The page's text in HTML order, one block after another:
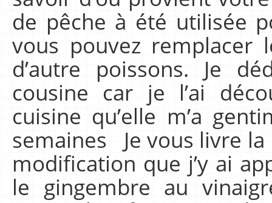
de pêche à été utilisée
vous pouvez
d’autre poissons. Je
cousine car je l’ai
cuisine qu’elle m’a
semaines Je vous livre
modification que j’y ai
le gingembre au